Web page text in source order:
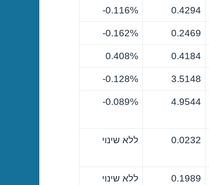
0.4294
0.116%-
0.2469
0.162%-
0.4184
0.408%
3.5148
0.128%-
4.9544
0.089%-
0.0232 ללא שינוי
0.1989 ללא שינוי